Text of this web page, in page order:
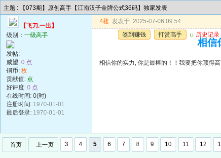
主题 : 【073期】原创高手【江南汉子金牌公式36码】独家发表
【飞刀.一出】
级别： 一级高手
发帖:
威望: 0 点
铜币: 枚
贡献值: 点
好评度: 0 点
在线时间: 0(时)
注册时间: 1970-01-01
最后登录: 1970-01-01
4楼 发表于: 2025-07-06 09:54
签到赚钱
打赏高手 u 历史记录
相信
相信你的实力, 你是最棒的！！我要把你顶得
首页 上一页 3 4 5 6 7 8 9 10 11 12